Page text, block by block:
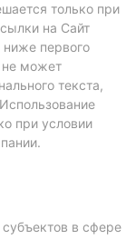
только при
на Сайт
ниже первого
не может
текста,
при условии
в сфере